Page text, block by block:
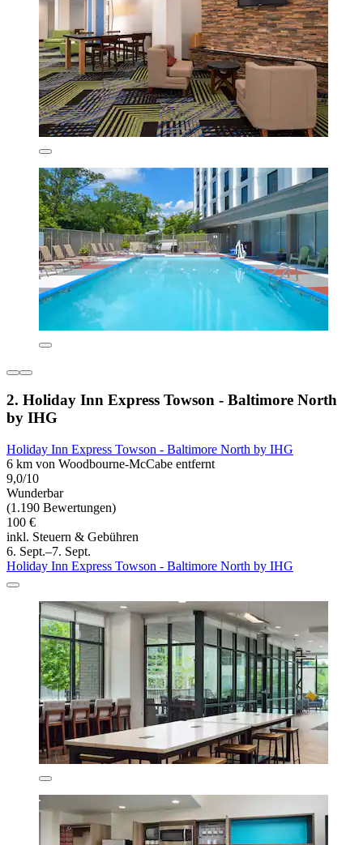
2. Holiday Inn Express Towson - Baltimore North
by IHG
Holiday Inn Express Towson - Baltimore North by IHG
6 km von Woodbourne-McCabe entfernt
9,0/10
Wunderbar
(1.190 Bewertungen)
100 €
inkl. Steuern & Gebühren
6. Sept.–7. Sept.
Holiday Inn Express Towson - Baltimore North by IHG